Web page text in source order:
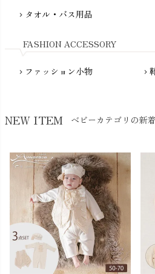
NewNative（ニューネイティブ）
chevron_right タオル・バス用品
FASHION ACCESSORY
chevron_right ファッション小物 chevron_right
NEW ITEM ベビーカテゴリの新